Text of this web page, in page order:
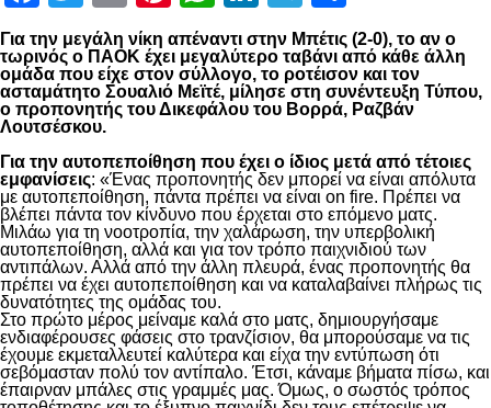
Για την μεγάλη νίκη απέναντι στην Μπέτις (2-0), το αν ο
τωρινός ο ΠΑΟΚ έχει μεγαλύτερο ταβάνι από κάθε άλλη
ομάδα που είχε στον σύλλογο, το ροτέισον και τον
ασταμάτητο Σουαλιό Μεϊτέ, μίλησε στη συνέντευξη Τύπου,
ο προπονητής του Δικεφάλου του Βορρά, Ραζβάν
Λουτσέσκου.
Για την αυτοπεποίθηση που έχει ο ίδιος μετά από τέτοιες
εμφανίσεις: «Ένας προπονητής δεν μπορεί να είναι απόλυτα
με αυτοπεποίθηση, πάντα πρέπει να είναι on fire. Πρέπει να
βλέπει πάντα τον κίνδυνο που έρχεται στο επόμενο ματς.
Μιλάω για τη νοοτροπία, την χαλάρωση, την υπερβολική
αυτοπεποίθηση, αλλά και για τον τρόπο παιχνιδιού των
αντιπάλων. Αλλά από την άλλη πλευρά, ένας προπονητής θα
πρέπει να έχει αυτοπεποίθηση και να καταλαβαίνει πλήρως τις
δυνατότητες της ομάδας του.
Στο πρώτο μέρος μείναμε καλά στο ματς, δημιουργήσαμε
ενδιαφέρουσες φάσεις στο τρανζίσιον, θα μπορούσαμε να τις
έχουμε εκμεταλλευτεί καλύτερα και είχα την εντύπωση ότι
σεβόμασταν πολύ τον αντίπαλο. Έτσι, κάναμε βήματα πίσω, και
έπαιρναν μπάλες στις γραμμές μας. Όμως, ο σωστός τρόπος